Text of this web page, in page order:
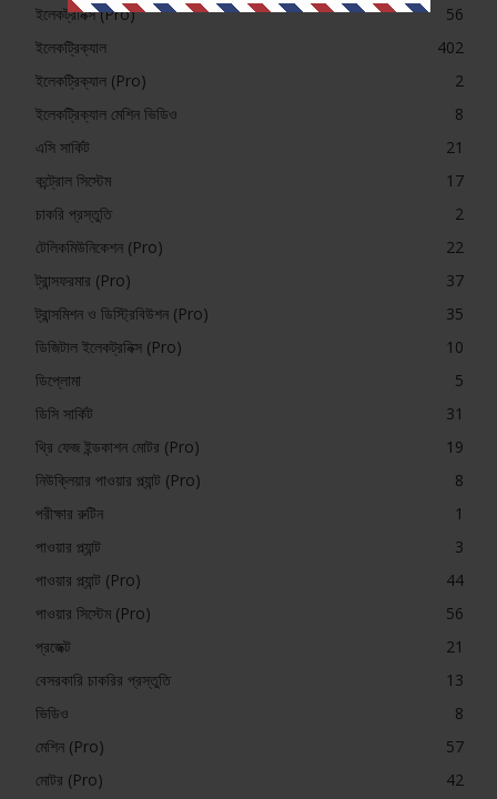
ইলেকট্রনিক্স (Pro)
56
ইলেকট্রিক্যাল
402
ইলেকট্রিক্যাল (Pro)
2
ইলেকট্রিক্যাল মেশিন ভিডিও
8
এসি সার্কিট
21
কন্ট্রোল সিস্টেম
17
চাকরি প্রস্তুতি
2
টেলিকমিউনিকেশন (Pro)
22
ট্রান্সফরমার (Pro)
37
ট্রান্সমিশন ও ডিস্ট্রিবিউশন (Pro)
35
ডিজিটাল ইলেকট্রনিক্স (Pro)
10
ডিপ্লোমা
5
ডিসি সার্কিট
31
থ্রি ফেজ ইন্ডকাশন মোটর (Pro)
19
নিউক্লিয়ার পাওয়ার প্ল্যান্ট (Pro)
8
পরীক্ষার রুটিন
1
পাওয়ার প্ল্যান্ট
3
পাওয়ার প্ল্যান্ট (Pro)
44
পাওয়ার সিস্টেম (Pro)
56
প্রজেক্ট
21
বেসরকারি চাকরির প্রস্তুতি
13
ভিডিও
8
মেশিন (Pro)
57
মোটর (Pro)
42